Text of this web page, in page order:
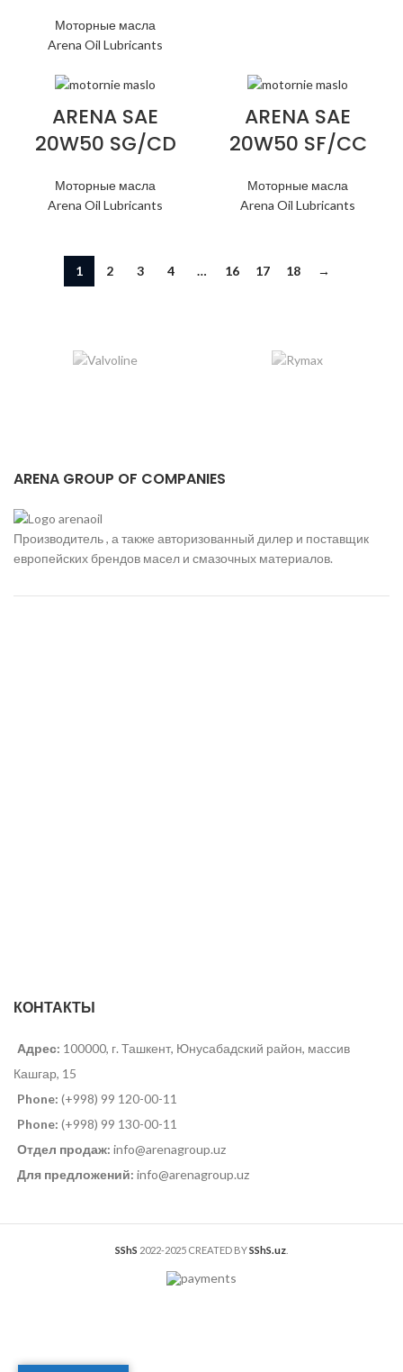
Моторные масла
Arena Oil Lubricants
ARENA SAE
20W50 SG/CD
Моторные масла
Arena Oil Lubricants
ARENA SAE
20W50 SF/CC
Моторные масла
Arena Oil Lubricants
1 2 3 4 … 16 17 18 →
ARENA GROUP OF COMPANIES
Производитель , а также авторизованный дилер и поставщик
европейских брендов масел и смазочных материалов.
КОНТАКТЫ
Адрес: 100000, г. Ташкент, Юнусабадский район, массив
Кашгар, 15
Phone: (+998) 99 120-00-11
Phone: (+998) 99 130-00-11
Отдел продаж: info@arenagroup.uz
Для предложений: info@arenagroup.uz
SShS 2022-2025 CREATED BYSShS.uz